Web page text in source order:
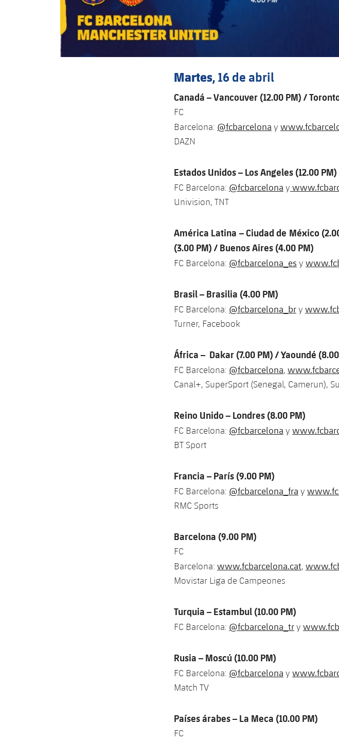
Martes, 16 de abril
Canadá – Vancouver (12.00 PM) /
FC
Barcelona: @fcbarcelona y
DAZN
Estados Unidos – Los Angeles (12.00
FC Barcelona: @fcbarcelona y
Univision, TNT
América Latina – Ciudad de México
(3.00 PM) / Buenos Aires (4.00 PM)
FC Barcelona: @fcbarcelona_es y
Brasil – Brasilia (4.00 PM)
FC Barcelona: @fcbarcelona_bry
Turner, Facebook
África – Dakar (7.00 PM) / Yaoundé
FC Barcelona: @fcbarcelona,
Canal+, SuperSport (Senegal, Camerun),
Reino Unido – Londres (8.00 PM)
FC Barcelona: @fcbarcelona y
BT Sport
Francia – París (9.00 PM)
FC Barcelona: @fcbarcelona_fra y
RMC Sports
Barcelona (9.00 PM)
FC
Barcelona: www.fcbarcelona.cat,
Movistar Liga de Campeones
Turquia – Estambul (10.00 PM)
FC Barcelona: @fcbarcelona_try
Rusia – Moscú (10.00 PM)
FC Barcelona: @fcbarcelona y
Match TV
Países árabes – La Meca (10.00 PM)
FC